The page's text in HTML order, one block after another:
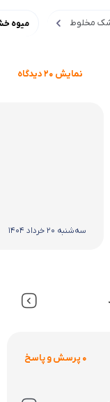
مخلوط میوه
نمایش 20 دیدگاه
سه‌شنبه 20 خرداد 1404
0 پرسش و پاسخ